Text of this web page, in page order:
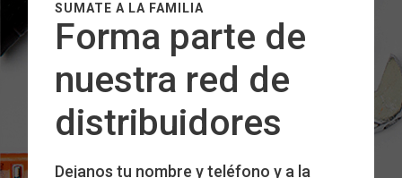
SUMATE A LA FAMILIA
Forma parte de
nuestra red de
distribuidores
Dejanos tu nombre y teléfono y a la